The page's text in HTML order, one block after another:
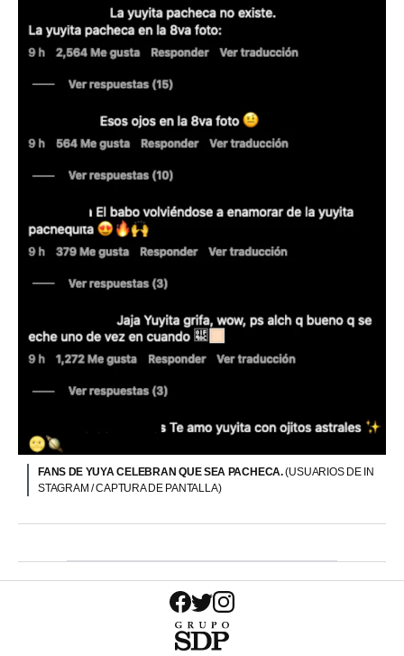
FANS DE YUYA CELEBRAN QUE SEA PACHECA.(USUARIOS DE IN
STAGRAM / CAPTURA DE PANTALLA)